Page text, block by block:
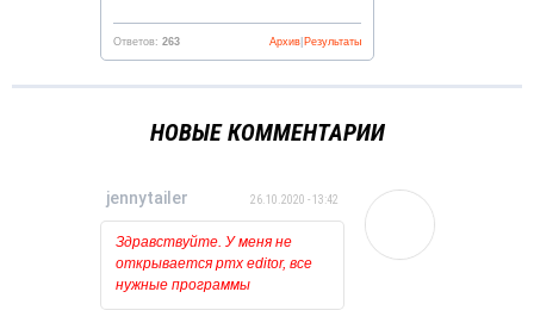
Ответов: 263 Результаты
Архив
НОВЫЕ КОММЕНТАРИИ
jennytailer 26.10.2020 - 13:42
Здравствуйте. У меня не
открывается pmx editor, все
нужные программы
установлены и обновлены.